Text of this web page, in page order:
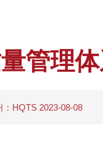
管理
：HQTS 2023-08-08